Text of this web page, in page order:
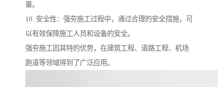
量。
10. 安全性：强夯施工过程中，通过合理的安全措施，可
以有效保障施工人员和设备的安全。
强夯施工因其特的优势，在建筑工程、道路工程、机场
跑道等领域得到了广泛应用。